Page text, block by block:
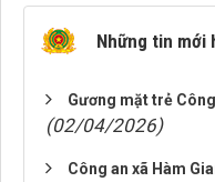
Những tin mới
Gương mặt trẻ
(02/04/2026)
Công an xã Hàm